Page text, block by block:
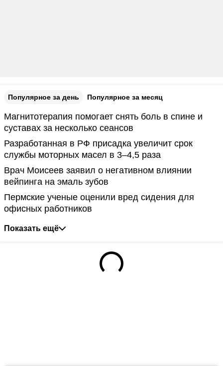
Популярное за день Популярное за месяц
Магнитотерапия помогает снять боль в спине и
суставах за несколько сеансов
Разработанная в РФ присадка увеличит срок
службы моторных масел в 3–4,5 раза
Врач Моисеев заявил о негативном влиянии
вейпинга на эмаль зубов
Пермские ученые оценили вред сидения для
офисных работников
Показать ещё